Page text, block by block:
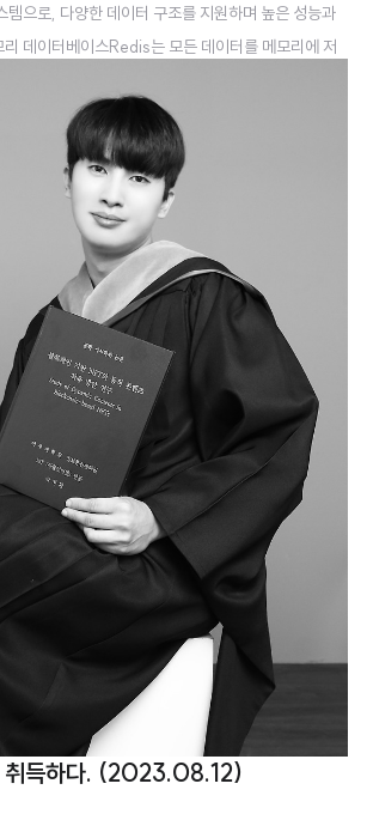
템으로, 다양한 데이터 구조를 지원하며 높은 성능과
데이터베이스Redis는 모든 데이터를 메모리에 저
구조Redis는 문자열, 리스트, 해시, 집합, 정렬된 집합
지원하므로 다양한 애플리케이션에서 활용할 수 있다.
데이터를 저장하고 복구할 수 있는 기능을 제공하여
한다.높은 가용성Redis는 마스터-슬레이브 복제 및 클
용성 아키텍처를 구축할 수 있다.풍부한 클라..
취득하다. (2023.08.12)